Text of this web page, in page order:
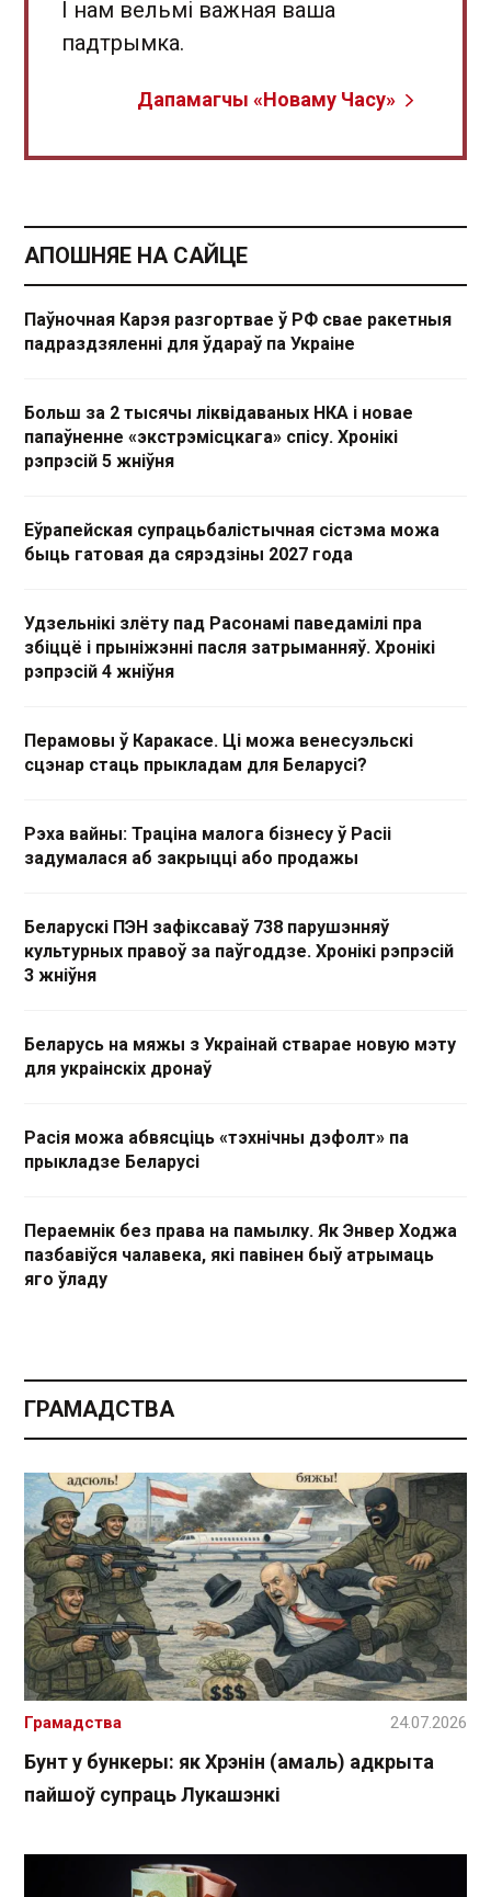
І нам вельмі важная ваша
падтрымка.
Дапамагчы «Новаму Часу»
АПОШНЯЕ НА САЙЦЕ
Паўночная Карэя разгортвае ў РФ свае ракетныя
падраздзяленні для ўдараў па Украіне
Больш за 2 тысячы ліквідаваных НКА і новае
папаўненне «экстрэмісцкага» спісу. Хронікі
рэпрэсій 5 жніўня
Еўрапейская супрацьбалістычная сістэма можа
быць гатовая да сярэдзіны 2027 года
Удзельнікі злёту пад Расонамі паведамілі пра
збіццё і прыніжэнні пасля затрыманняў. Хронікі
рэпрэсій 4 жніўня
Перамовы ў Каракасе. Ці можа венесуэльскі
сцэнар стаць прыкладам для Беларусі?
Рэха вайны: Траціна малога бізнесу ў Расіі
задумалася аб закрыцці або продажы
Беларускі ПЭН зафіксаваў 738 парушэнняў
культурных правоў за паўгоддзе. Хронікі рэпрэсій
3 жніўня
Беларусь на мяжы з Украінай стварае новую мэту
для украінскіх дронаў
Расія можа абвясціць «тэхнічны дэфолт» па
прыкладзе Беларусі
Пераемнік без права на памылку. Як Энвер Ходжа
пазбавіўся чалавека, які павінен быў атрымаць
яго ўладу
ГРАМАДСТВА
Бунт у бункеры: як Хрэнін (амаль) адкрыта
пайшоў супраць Лукашэнкі
Грамадства 24.07.2026